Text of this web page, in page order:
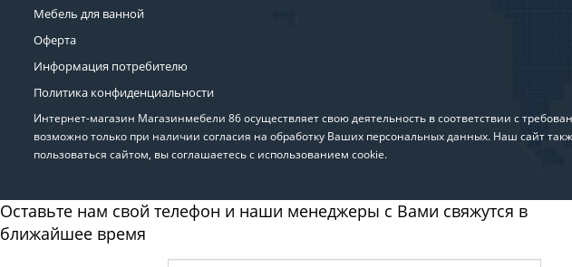
Мебель для ванной
Оферта
Информация потребителю
Политика конфиденциальности
Интернет-магазин Магазинмебели 86 осуществляет свою деятельность в соответствии с
возможно только при наличии согласия на обработку Ваших персональных данных. Наш сайт
пользоваться сайтом, вы соглашаетесь с использованием cookie.
Оставьте нам свой телефон и наши менеджеры с Вами свяжутся в
ближайшее время